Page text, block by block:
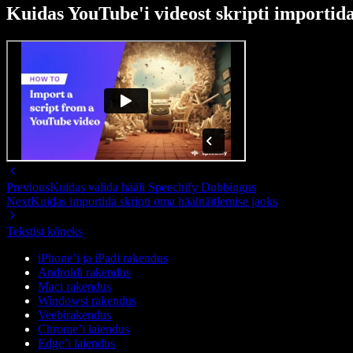
Kuidas YouTube'i videost skripti
PreviousKuidas valida hääli Speechify Dubbingus
NextKuidas importida skripti oma häälnäitlemise jaoks
Tekstist kõneks
iPhone’i ja iPadi rakendus
Androidi rakendus
Maci rakendus
Windowsi rakendus
Veebirakendus
Chrome’i laiendus
Edge’i laiendus